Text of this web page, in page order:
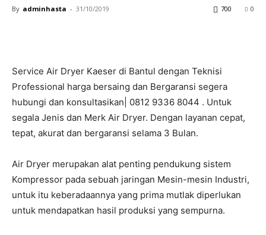
By adminhasta - 31/10/2019 0
700
Service Air Dryer Kaeser di Bantul dengan Teknisi
Professional harga bersaing dan Bergaransi segera
hubungi dan konsultasikan| 0812 9336 8044 . Untuk
segala Jenis dan Merk Air Dryer. Dengan layanan cepat,
tepat, akurat dan bergaransi selama 3 Bulan.
Air Dryer merupakan alat penting pendukung sistem
Kompressor pada sebuah jaringan Mesin-mesin Industri,
untuk itu keberadaannya yang prima mutlak diperlukan
untuk mendapatkan hasil produksi yang sempurna.